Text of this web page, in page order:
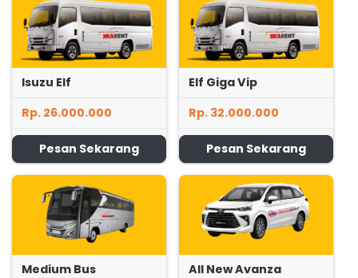
Isuzu Elf
Rp. 26.000.000
Pesan Sekarang
Elf Giga Vip
Rp. 32.000.000
Pesan Sekarang
Medium Bus
All New Avanza